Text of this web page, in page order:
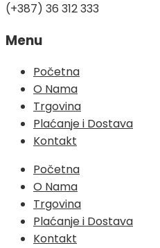
(+387) 36 312 333
Menu
Skip
content
Početna
O Nama
Trgovina
Plaćanje i Dostava
Kontakt
Početna
O Nama
Trgovina
Plaćanje i Dostava
Kontakt